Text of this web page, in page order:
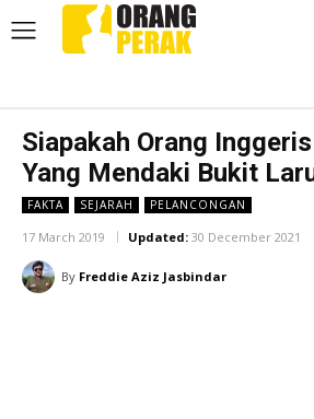
Siapakah Orang
Yang Mendaki Bukit
FAKTA SEJARAH PELANCONGAN
17 March 2019 Updated: 30 December 2021
By Freddie Aziz Jasbindar